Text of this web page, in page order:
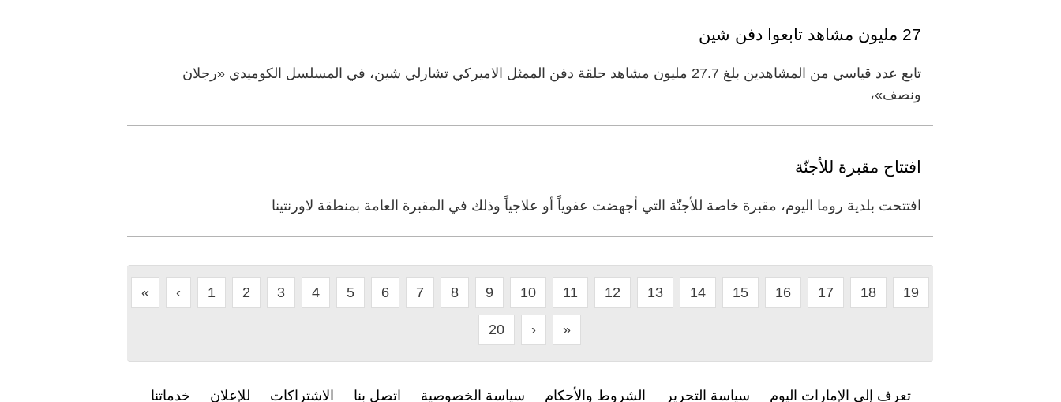
27 مليون مشاهد تابعوا دفن شين
تابع عدد قياسي من المشاهدين بلغ 27.7 مليون مشاهد حلقة دفن الممثل الاميركي تشارلي شين، في المسلسل الكوميدي «رجلان
ونصف»،
افتتاح مقبرة للأجنّة
افتتحت بلدية روما اليوم، مقبرة خاصة للأجنّة التي أجهضت عفوياً أو علاجياً وذلك في المقبرة العامة بمنطقة لاورنتينا
« ‹ 1 2 3 4 5 6 7 8 9 10 11 12 13 14 15 16 17 18 19
20 › »
تعرف إلى الإمارات اليوم سياسة التحرير الشروط والأحكام سياسة الخصوصية اتصل بنا الاشتراكات للإعلان خدماتنا